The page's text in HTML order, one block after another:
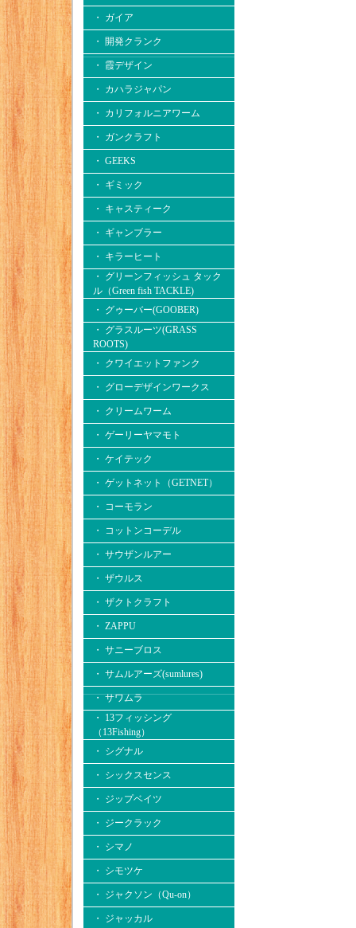
・ ガイア
・ 開発クランク
・ 霞デザイン
・ カハラジャパン
・ カリフォルニアワーム
・ ガンクラフト
・ GEEKS
・ ギミック
・ キャスティーク
・ ギャンブラー
・ キラーヒート
・ グリーンフィッシュ タック
ル（Green fish TACKLE)
・ グゥーバー(GOOBER)
・ グラスルーツ(GRASS
ROOTS)
・ クワイエットファンク
・ グローデザインワークス
・ クリームワーム
・ ゲーリーヤマモト
・ ケイテック
・ ゲットネット（GETNET）
・ コーモラン
・ コットンコーデル
・ サウザンルアー
・ ザウルス
・ ザクトクラフト
・ ZAPPU
・ サニーブロス
・ サムルアーズ(sumlures)
・ サワムラ
・ 13フィッシング
（13Fishing）
・ シグナル
・ シックスセンス
・ ジップベイツ
・ ジークラック
・ シマノ
・ シモツケ
・ ジャクソン（Qu-on）
・ ジャッカル